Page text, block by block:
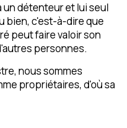
détenteur et lui seul
bien, c'est-à-dire que
peut faire valoir son
personnes.
nous sommes
propriétaires, d'où sa